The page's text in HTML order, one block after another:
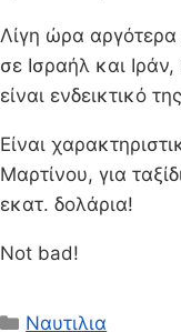
Λίγη ώρα
σε Ισραήλ και
είναι ενδεικτικό
Είναι
Μαρτίνου, για
εκατ. δολάρια!
Not bad!
Κατηγορίες
Ναυτιλια